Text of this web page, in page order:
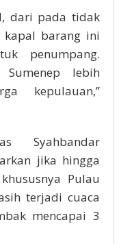
dari pada tidak
kapal barang ini
penumpang.
lebih
kepulauan,”
Syahbandar
jika hingga
Pulau
terjadi cuaca
mencapai 3